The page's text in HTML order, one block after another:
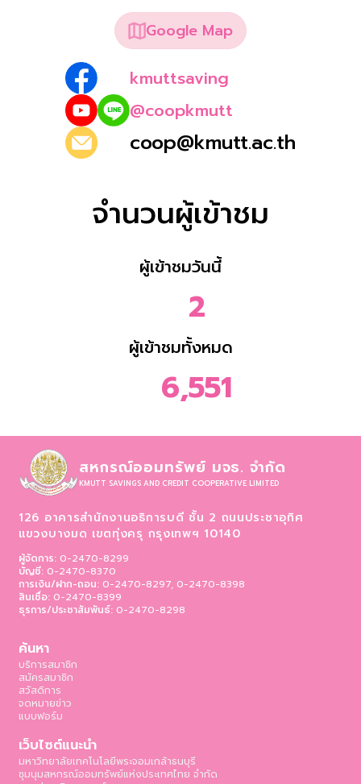
Google Map
kmuttsaving
@coopkmutt
coop@kmutt.ac.th
จำนวนผู้เข้าชม
ผู้เข้าชมวันนี้
2
ผู้เข้าชมทั้งหมด
6,551
สหกรณ์ออมทรัพย์ มจธ. จำกัด
KMUTT SAVINGS AND CREDIT COOPERATIVE LIMITED
126 อาคารสำนักงานอธิการบดี ชั้น 2 ถนนประชาอุทิศ
แขวงบางมด เขตทุ่งครุ กรุงเทพฯ 10140
ผู้จัดการ: 0-2470-8299
บัญชี: 0-2470-8370
การเงิน/ฝาก-ถอน: 0-2470-8297, 0-2470-8398
สินเชื่อ: 0-2470-8399
ธุรการ/ประชาสัมพันธ์: 0-2470-8298
ค้นหา
บริการสมาชิก
สมัครสมาชิก
สวัสดิการ
จดหมายข่าว
แบบฟอร์ม
เว็บไซต์แนะนำ
มหาวิทยาลัยเทคโนโลยีพระจอมเกล้าธนบุรี
ชุมนุมสหกรณ์ออมทรัพย์แห่งประเทศไทย จำกัด